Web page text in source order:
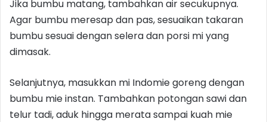
Jika bumbu matang, tambahkan air secukupnya.
Agar bumbu meresap dan pas, sesuaikan takaran
bumbu sesuai dengan selera dan porsi mi yang
dimasak.
Selanjutnya, masukkan mi Indomie goreng dengan
bumbu mie instan. Tambahkan potongan sawi dan
telur tadi, aduk hingga merata sampai kuah mie